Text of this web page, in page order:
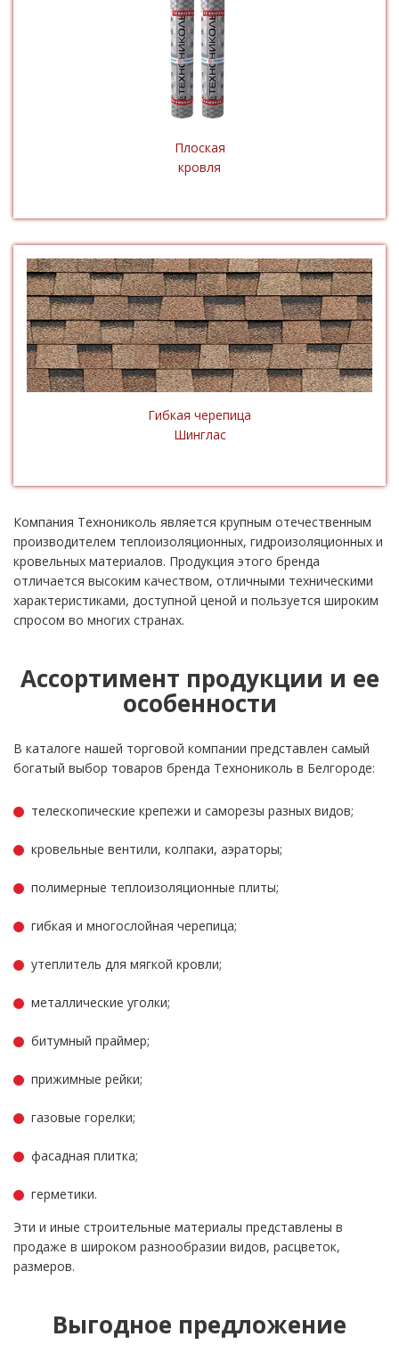
Плоская
кровля
Гибкая черепица
Шинглас
Компания Технониколь является крупным отечественным
производителем теплоизоляционных, гидроизоляционных и
кровельных материалов. Продукция этого бренда
отличается высоким качеством, отличными техническими
характеристиками, доступной ценой и пользуется широким
спросом во многих странах.
Ассортимент продукции и ее
особенности
В каталоге нашей торговой компании представлен самый
богатый выбор товаров бренда Технониколь в Белгороде:
телескопические крепежи и саморезы разных видов;
кровельные вентили, колпаки, аэраторы;
полимерные теплоизоляционные плиты;
гибкая и многослойная черепица;
утеплитель для мягкой кровли;
металлические уголки;
битумный праймер;
прижимные рейки;
газовые горелки;
фасадная плитка;
герметики.
Эти и иные строительные материалы представлены в
продаже в широком разнообразии видов, расцветок,
размеров.
Выгодное предложение